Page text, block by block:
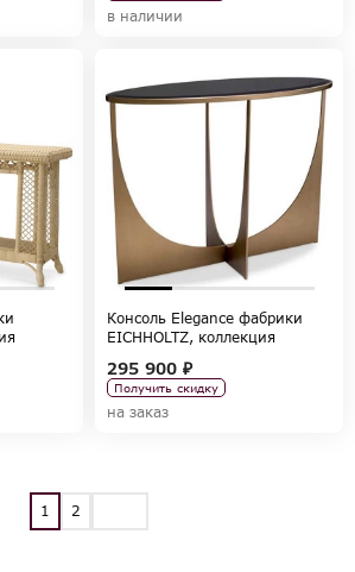
в наличии
Консоль Elegance фабрики
EICHHOLTZ, коллекция
295 900 ₽
Получить скидку
на заказ
1 2